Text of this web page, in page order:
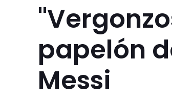
papelón
Messi